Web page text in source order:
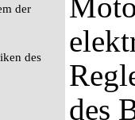
der
des
des